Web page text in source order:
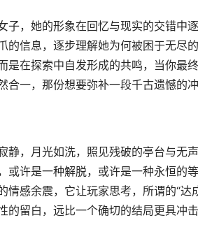
，她的形象在回忆与现实的交错中
的信息，逐步理解她为何被困于无尽
是在探索中自发形成的共鸣，当你最
合一，那份想要弥补一段千古遗憾的
静，月光如洗，照见残破的亭台与无
或许是一种解脱，或许是一种永恒的
感余震，它让玩家思考，所谓的“达
留白，远比一个确切的结局更具冲击